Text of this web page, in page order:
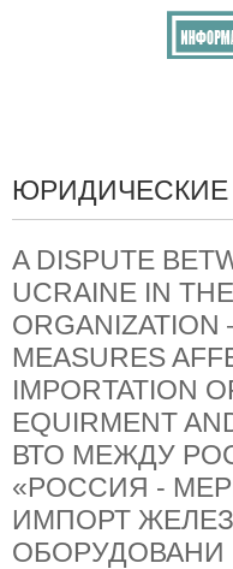
ЮРИДИЧЕСКИЕ
A DISPUTE
UCRAINE IN
MEASURES
IMPORTATION
EQUIRMENT
ВТО МЕЖДУ
«РОССИЯ -
ИМПОРТ
ОБОРУДОВАНИ